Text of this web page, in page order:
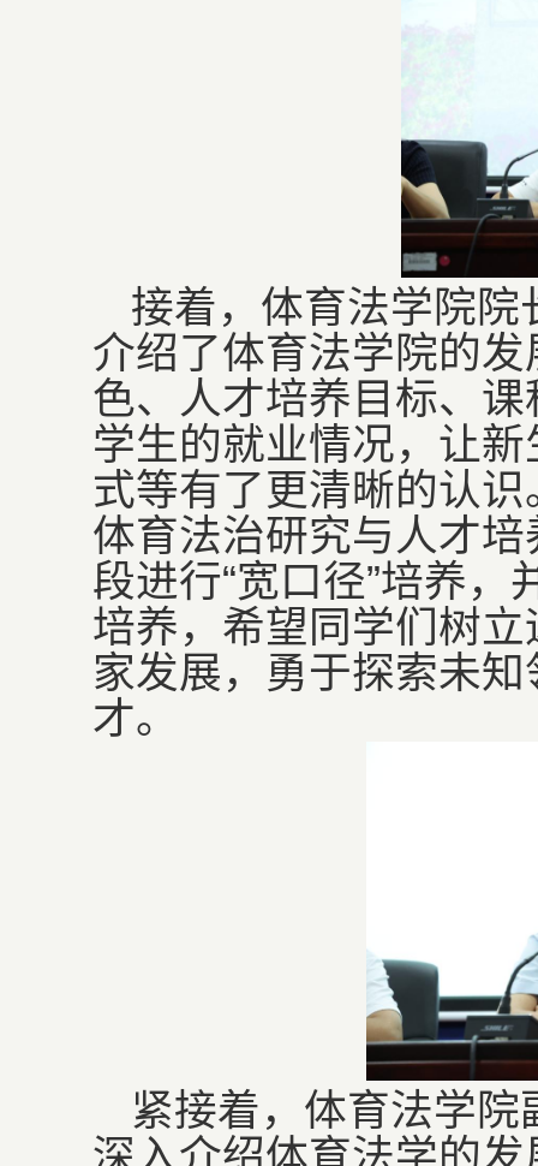
接着，体育法学院
介绍了体育法学院的
色、人才培养目标、
学生的就业情况，让
式等有了更清晰的认
体育法治研究与人才
段进行“宽口径”培养
培养，希望同学们树
家发展，勇于探索未
才。
紧接着，体育法学
深入介绍体育法学的